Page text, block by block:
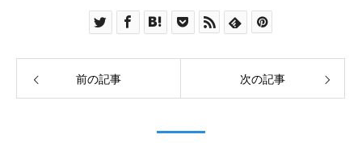
前の記事 次の記事